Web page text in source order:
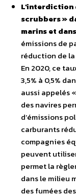
L’interdiction
scrubbers »
marins et
émissions de
réduction de
En 2020, ce
3,5% à 0,5%
aussi appelés
des navires
d’émissions
carburants
compagnies
peuvent
permet la
dans le milieu
des fumées